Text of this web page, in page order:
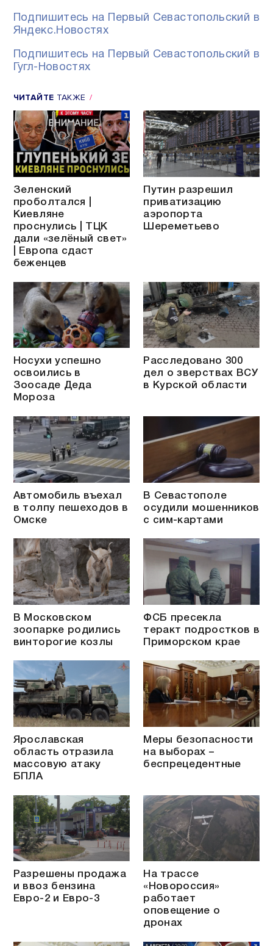
Подпишитесь на Первый Севастопольский в
Яндекс.Новостях
Подпишитесь на Первый Севастопольский в
Гугл-Новостях
ЧИТАЙТЕ ТАКЖЕ
Зеленский
проболтался |
Киевляне
проснулись | ТЦК
дали «зелёный свет»
| Европа сдаст
беженцев
Путин разрешил
приватизацию
аэропорта
Шереметьево
Носухи успешно
освоились в
Зоосаде Деда
Мороза
Расследовано 300
дел о зверствах ВСУ
в Курской области
Автомобиль въехал
в толпу пешеходов в
Омске
В Севастополе
осудили мошенников
с сим-картами
В Московском
зоопарке родились
винторогие козлы
ФСБ пресекла
теракт подростков в
Приморском крае
Ярославская
область отразила
массовую атаку
БПЛА
Меры безопасности
на выборах –
беспрецедентные
Разрешены продажа
и ввоз бензина
Евро-2 и Евро-3
На трассе
«Новороссия»
работает
оповещение о
дронах